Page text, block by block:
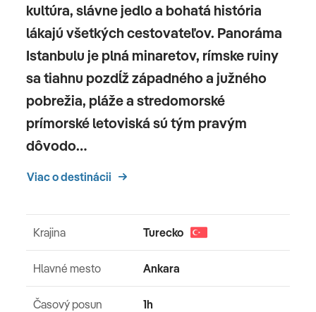
kultúra, slávne jedlo a bohatá história
lákajú všetkých cestovateľov. Panoráma
Istanbulu je plná minaretov, rímske ruiny
sa tiahnu pozdĺž západného a južného
pobrežia, pláže a stredomorské
prímorské letoviská sú tým pravým
dôvodo…
Viac o destinácii
Krajina Turecko
Hlavné mesto Ankara
Časový posun 1h